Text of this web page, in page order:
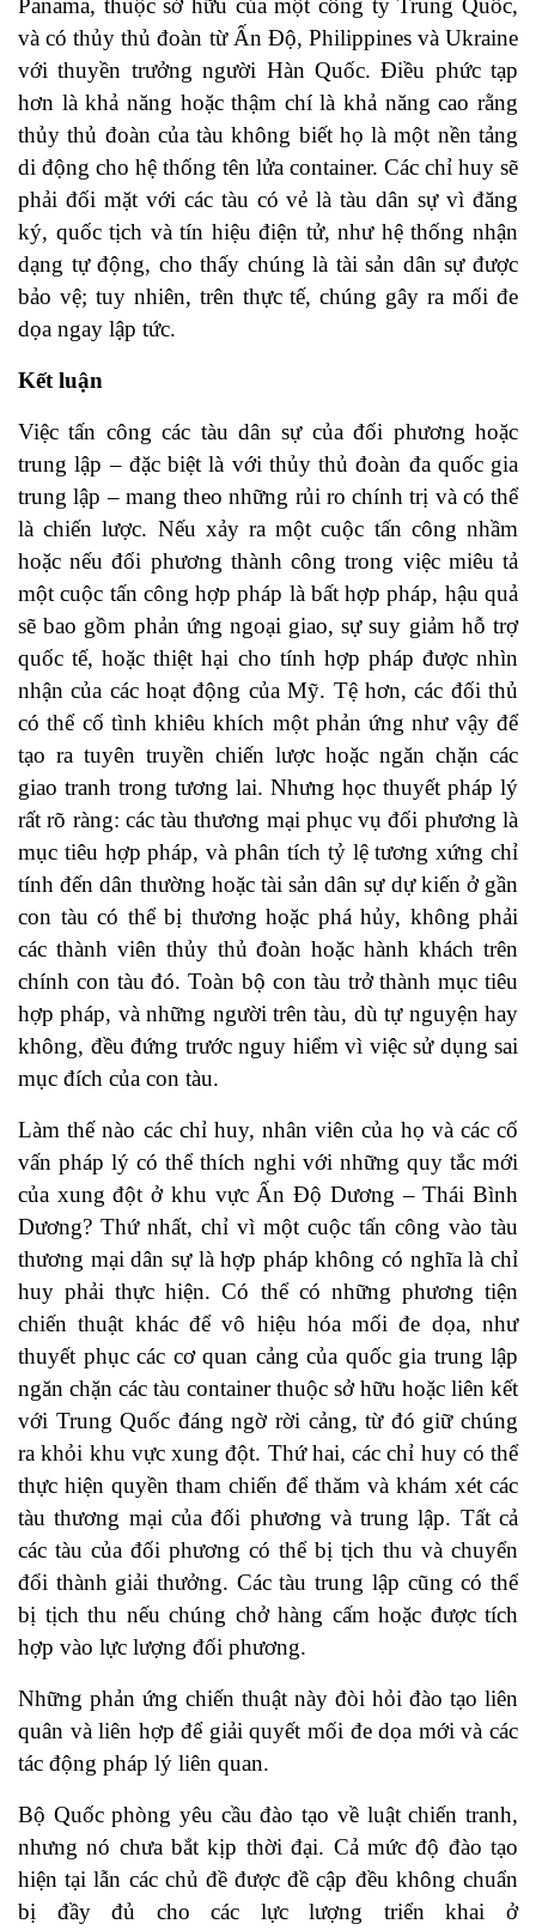
Panama, thuộc sở hữu của một công ty Trung Quốc,
và có thủy thủ đoàn từ Ấn Độ, Philippines và Ukraine
với thuyền trưởng người Hàn Quốc. Điều phức tạp
hơn là khả năng hoặc thậm chí là khả năng cao rằng
thủy thủ đoàn của tàu không biết họ là một nền tảng
di động cho hệ thống tên lửa container. Các chỉ huy sẽ
phải đối mặt với các tàu có vẻ là tàu dân sự vì đăng
ký, quốc tịch và tín hiệu điện tử, như hệ thống nhận
dạng tự động, cho thấy chúng là tài sản dân sự được
bảo vệ; tuy nhiên, trên thực tế, chúng gây ra mối đe
dọa ngay lập tức.
Kết luận
Việc tấn công các tàu dân sự của đối phương hoặc
trung lập – đặc biệt là với thủy thủ đoàn đa quốc gia
trung lập – mang theo những rủi ro chính trị và có thể
là chiến lược. Nếu xảy ra một cuộc tấn công nhầm
hoặc nếu đối phương thành công trong việc miêu tả
một cuộc tấn công hợp pháp là bất hợp pháp, hậu quả
sẽ bao gồm phản ứng ngoại giao, sự suy giảm hỗ trợ
quốc tế, hoặc thiệt hại cho tính hợp pháp được nhìn
nhận của các hoạt động của Mỹ. Tệ hơn, các đối thủ
có thể cố tình khiêu khích một phản ứng như vậy để
tạo ra tuyên truyền chiến lược hoặc ngăn chặn các
giao tranh trong tương lai. Nhưng học thuyết pháp lý
rất rõ ràng: các tàu thương mại phục vụ đối phương là
mục tiêu hợp pháp, và phân tích tỷ lệ tương xứng chỉ
tính đến dân thường hoặc tài sản dân sự dự kiến ở gần
con tàu có thể bị thương hoặc phá hủy, không phải
các thành viên thủy thủ đoàn hoặc hành khách trên
chính con tàu đó. Toàn bộ con tàu trở thành mục tiêu
hợp pháp, và những người trên tàu, dù tự nguyện hay
không, đều đứng trước nguy hiểm vì việc sử dụng sai
mục đích của con tàu.
Làm thế nào các chỉ huy, nhân viên của họ và các cố
vấn pháp lý có thể thích nghi với những quy tắc mới
của xung đột ở khu vực Ấn Độ Dương – Thái Bình
Dương? Thứ nhất, chỉ vì một cuộc tấn công vào tàu
thương mại dân sự là hợp pháp không có nghĩa là chỉ
huy phải thực hiện. Có thể có những phương tiện
chiến thuật khác để vô hiệu hóa mối đe dọa, như
thuyết phục các cơ quan cảng của quốc gia trung lập
ngăn chặn các tàu container thuộc sở hữu hoặc liên kết
với Trung Quốc đáng ngờ rời cảng, từ đó giữ chúng
ra khỏi khu vực xung đột. Thứ hai, các chỉ huy có thể
thực hiện quyền tham chiến để thăm và khám xét các
tàu thương mại của đối phương và trung lập. Tất cả
các tàu của đối phương có thể bị tịch thu và chuyển
đổi thành giải thưởng. Các tàu trung lập cũng có thể
bị tịch thu nếu chúng chở hàng cấm hoặc được tích
hợp vào lực lượng đối phương.
Những phản ứng chiến thuật này đòi hỏi đào tạo liên
quân và liên hợp để giải quyết mối đe dọa mới và các
tác động pháp lý liên quan.
Bộ Quốc phòng yêu cầu đào tạo về luật chiến tranh,
nhưng nó chưa bắt kịp thời đại. Cả mức độ đào tạo
hiện tại lẫn các chủ đề được đề cập đều không chuẩn
bị đầy đủ cho các lực lượng triển khai ở